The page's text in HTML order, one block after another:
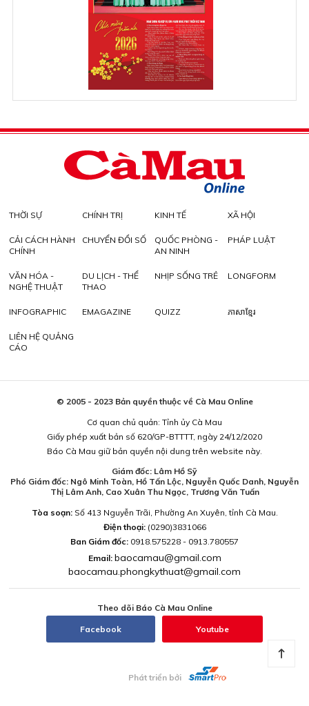
THỜI SỰ CHÍNH TRỊ KINH TẾ XÃ HỘI
CẢI CÁCH HÀNH
CHÍNH
CHUYỂN ĐỔI SỐ
QUỐC PHÒNG -
AN NINH
PHÁP LUẬT
VĂN HÓA -
NGHỆ THUẬT
DU LỊCH - THỂ
THAO
NHỊP SỐNG TRẺ LONGFORM
INFOGRAPHIC EMAGAZINE QUIZZ ភាសាខ្មែរ
LIÊN HỆ QUẢNG
CÁO
© 2005 - 2023 Bản quyền thuộc về Cà Mau Online
Cơ quan chủ quản: Tỉnh ủy Cà Mau
Giấy phép xuất bản số 620/GP-BTTTT, ngày 24/12/2020
Báo Cà Mau giữ bản quyền nội dung trên website này.
Giám đốc: Lâm Hồ Sỹ
Phó Giám đốc: Ngô Minh Toàn, Hồ Tấn Lộc, Nguyễn Quốc Danh, Nguyễn
Thị Lâm Anh, Cao Xuân Thu Ngọc, Trương Văn Tuấn
Tòa soạn:Số 413 Nguyễn Trãi, Phường An Xuyên, tỉnh Cà Mau.
Điện thoại: (0290)3831066
Ban Giám đốc: 0918.575228 - 0913.780557
Email: baocamau@gmail.com
baocamau.phongkythuat@gmail.com
Theo dõi Báo Cà Mau Online
Facebook Youtube
Phát triển bởi